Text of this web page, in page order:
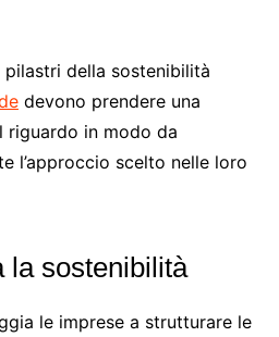
della sostenibilità
devono prendere una
riguardo in modo da
l’approccio scelto nelle loro
la sostenibilità
le imprese a strutturare le